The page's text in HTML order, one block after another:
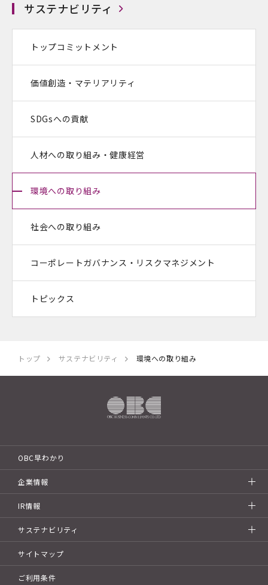
トップ サステナビリティ 環境への取り組み
サステナビリティ
トップコミットメント
価値創造・マテリアリティ
SDGsへの貢献
人材への取り組み・健康経営
環境への取り組み
社会への取り組み
コーポレートガバナンス・ リスクマネジメント
トピックス
OBC早わかり
企業情報
IR情報
サステナビリティ
サイトマップ
ご利用条件